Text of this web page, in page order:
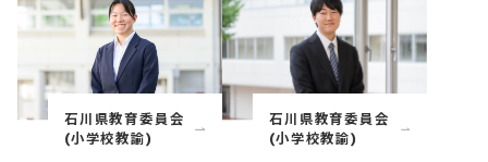
石川県教育委員会
(小学校教諭)
石川県教育委員会
(小学校教諭)